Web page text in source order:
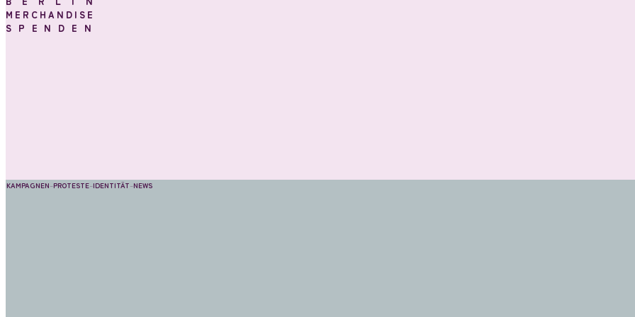
MERCHANDISE
SPENDEN
KAMPAGNEN–PROTESTE–IDENTITÄT–NEWS